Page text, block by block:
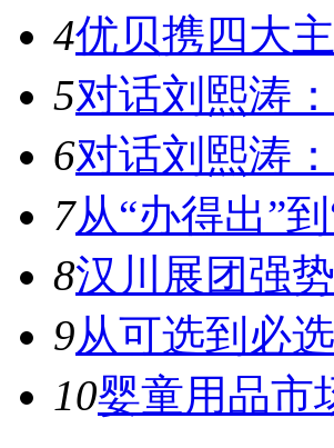
4优贝携四大
5对话刘熙涛
6对话刘熙涛
7从“办得出”
8汉川展团强
9从可选到必
10婴童用品市